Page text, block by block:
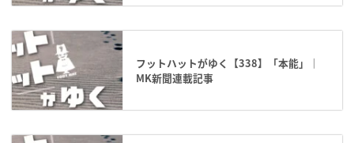
フットハットがゆく【338】「本能」｜
MK新聞連載記事